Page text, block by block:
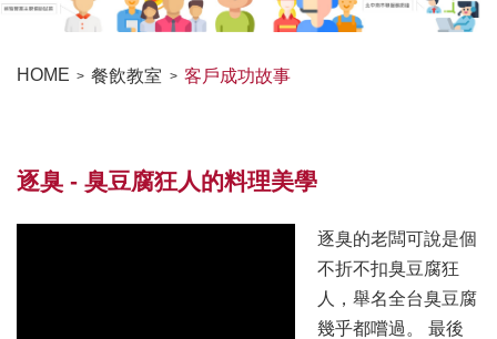
HOME 餐飲教室 客戶成功故事
逐臭 - 臭豆腐狂人的料理美學
逐臭的老闆可說是個
不折不扣臭豆腐狂
人，舉名全台臭豆腐
幾乎都嚐過。 最後
變更密碼
匯款通知